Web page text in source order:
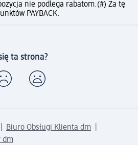
nie podlega rabatom.(#) Za tę
PAYBACK.
ta strona?
Biuro Obsługi Klienta dm
dm